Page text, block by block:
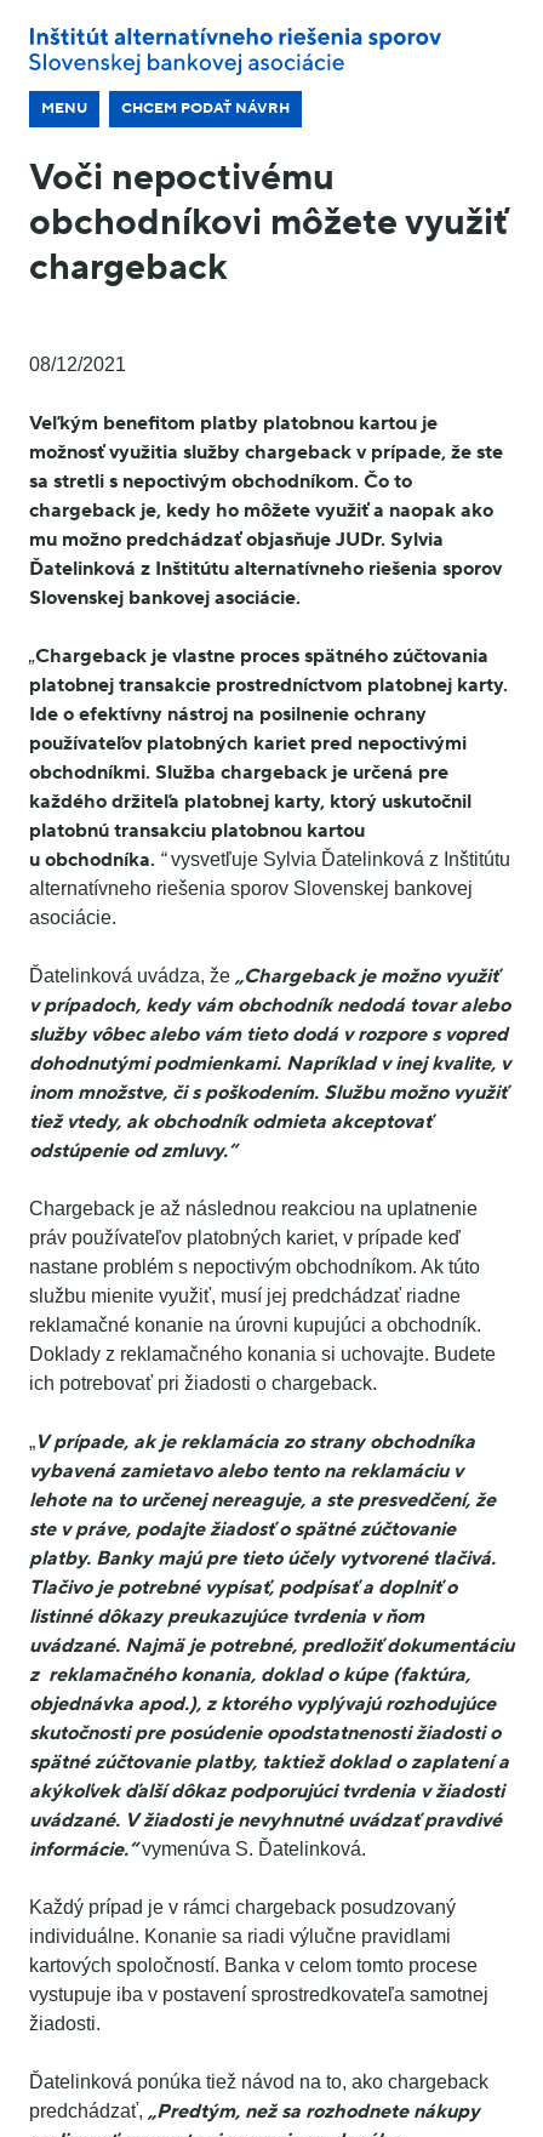
MENU CHCEM PODAŤ NÁVRH
Voči nepoctivému
obchodníkovi môžete využiť
chargeback
08/12/2021
Veľkým benefitom platby platobnou kartou je
možnosť využitia služby chargeback v prípade, že ste
sa stretli s nepoctivým obchodníkom. Čo to
chargeback je, kedy ho môžete využiť a naopak ako
mu možno predchádzať objasňuje JUDr. Sylvia
Ďatelinková z Inštitútu alternatívneho riešenia sporov
Slovenskej bankovej asociácie.
„Chargeback je vlastne proces spätného zúčtovania
platobnej transakcie prostredníctvom platobnej karty.
Ide o efektívny nástroj na posilnenie ochrany
používateľov platobných kariet pred nepoctivými
obchodníkmi. Služba chargeback je určená pre
každého držiteľa platobnej karty, ktorý uskutočnil
platobnú transakciu platobnou kartou
u obchodníka. “vysvetľuje Sylvia Ďatelinková z Inštitútu
alternatívneho riešenia sporov Slovenskej bankovej
asociácie.
Ďatelinková uvádza, že „Chargeback je možno využiť
v prípadoch, kedy vám obchodník nedodá tovar alebo
služby vôbec alebo vám tieto dodá v rozpore s vopred
dohodnutými podmienkami. Napríklad v inej kvalite, v
inom množstve, či s poškodením. Službu možno využiť
tiež vtedy, ak obchodník odmieta akceptovať
odstúpenie od zmluvy.“
Chargeback je až následnou reakciou na uplatnenie
práv používateľov platobných kariet, v prípade keď
nastane problém s nepoctivým obchodníkom. Ak túto
službu mienite využiť, musí jej predchádzať riadne
reklamačné konanie na úrovni kupujúci a obchodník.
Doklady z reklamačného konania si uchovajte. Budete
ich potrebovať pri žiadosti o chargeback.
„V prípade, ak je reklamácia zo strany obchodníka
vybavená zamietavo alebo tento na reklamáciu v
lehote na to určenej nereaguje, a ste presvedčení, že
ste v práve, podajte žiadosť o spätné zúčtovanie
platby. Banky majú pre tieto účely vytvorené tlačivá.
Tlačivo je potrebné vypísať, podpísať a doplniť o
listinné dôkazy preukazujúce tvrdenia v ňom
uvádzané. Najmä je potrebné, predložiť dokumentáciu
z reklamačného konania, doklad o kúpe (faktúra,
objednávka apod.), z ktorého vyplývajú rozhodujúce
skutočnosti pre posúdenie opodstatnenosti žiadosti o
spätné zúčtovanie platby, taktiež doklad o zaplatení a
akýkoľvek ďalší dôkaz podporujúci tvrdenia v žiadosti
uvádzané. V žiadosti je nevyhnutné uvádzať pravdivé
informácie.“vymenúva S. Ďatelinková.
Každý prípad je v rámci chargeback posudzovaný
individuálne. Konanie sa riadi výlučne pravidlami
kartových spoločností. Banka v celom tomto procese
vystupuje iba v postavení sprostredkovateľa samotnej
žiadosti.
Ďatelinková ponúka tiež návod na to, ako chargeback
predchádzať, „Predtým, než sa rozhodnete nákupy